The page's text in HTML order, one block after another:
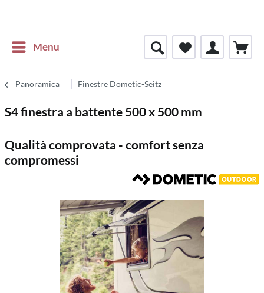
Menu
Panoramica Finestre Dometic-Seitz
S4 finestra a battente 500 x 500 mm
Qualità comprovata - comfort senza
compromessi